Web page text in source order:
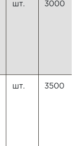
шт. 3000
шт. 3500